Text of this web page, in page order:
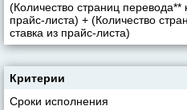
(Количество страниц перевода**
прайс-листа) + (Количество
ставка из прайс-листа)
Критерии
Сроки исполнения